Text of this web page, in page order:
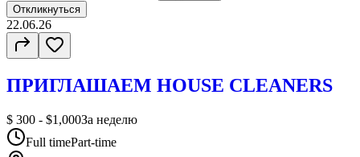
Откликнуться
22.06.26
ПРИГЛАШАЕМ HOUSE CLEANERS
$ 300 - $1,000За неделю
Full timePart-time